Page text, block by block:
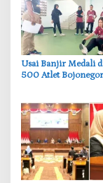
‎Usai Banjir Medali
500 Atlet